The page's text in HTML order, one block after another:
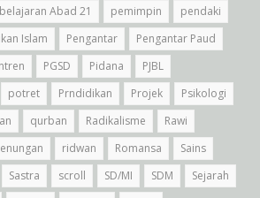
Abad 21 pemimpin
pendaki
Islam Pengantar
Pengantar Paud
PGSD Pidana
PJBL
potret Prndidikan Projek
Psikologi
qurban Radikalisme
Rawi
ridwan Romansa
Sains
Sastra scroll SD/MI SDM
Sejarah